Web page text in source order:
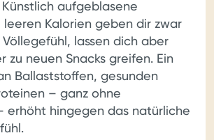
aufgeblasene
leeren Kalorien geben dir zwar
lassen dich aber
zu neuen Snacks greifen. Ein
Ballaststoffen, gesunden
– ganz ohne
erhöht hingegen das natürliche